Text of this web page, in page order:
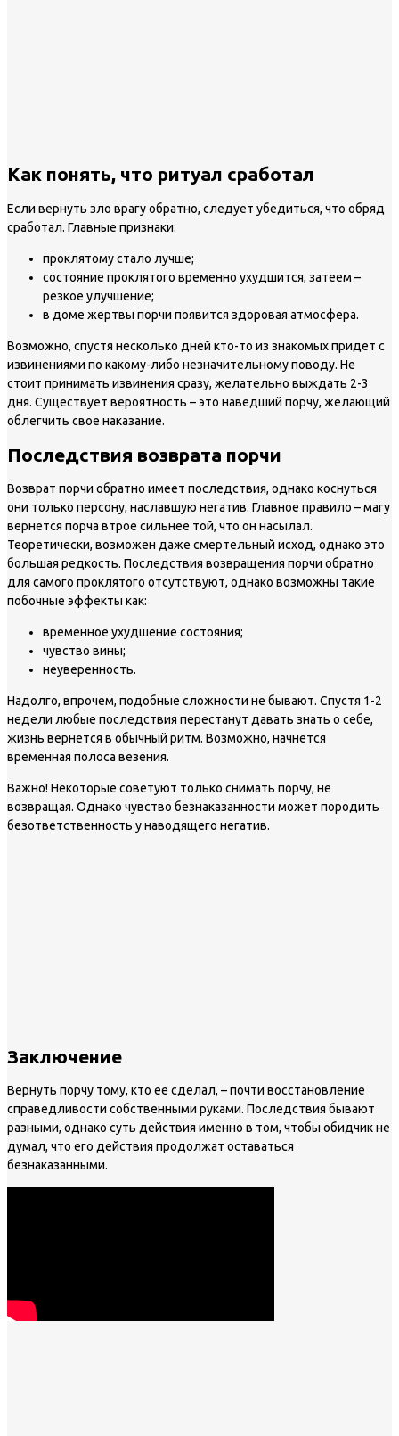
Как понять, что ритуал сработал
Если вернуть зло врагу обратно, следует убедиться, что обряд
сработал. Главные признаки:
проклятому стало лучше;
состояние проклятого временно ухудшится, затеем –
резкое улучшение;
в доме жертвы порчи появится здоровая атмосфера.
Возможно, спустя несколько дней кто-то из знакомых придет с
извинениями по какому-либо незначительному поводу. Не
стоит принимать извинения сразу, желательно выждать 2-3
дня. Существует вероятность – это наведший порчу, желающий
облегчить свое наказание.
Последствия возврата порчи
Возврат порчи обратно имеет последствия, однако коснуться
они только персону, наславшую негатив. Главное правило – магу
вернется порча втрое сильнее той, что он насылал.
Теоретически, возможен даже смертельный исход, однако это
большая редкость. Последствия возвращения порчи обратно
для самого проклятого отсутствуют, однако возможны такие
побочные эффекты как:
временное ухудшение состояния;
чувство вины;
неуверенность.
Надолго, впрочем, подобные сложности не бывают. Спустя 1-2
недели любые последствия перестанут давать знать о себе,
жизнь вернется в обычный ритм. Возможно, начнется
временная полоса везения.
Важно!Некоторые советуют только снимать порчу, не
возвращая. Однако чувство безнаказанности может породить
безответственность у наводящего негатив.
Заключение
Вернуть порчу тому, кто ее сделал, – почти восстановление
справедливости собственными руками. Последствия бывают
разными, однако суть действия именно в том, чтобы обидчик не
думал, что его действия продолжат оставаться
безнаказанными.